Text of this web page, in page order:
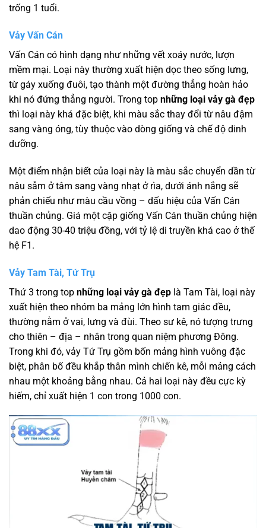
trống 1 tuổi.
Vảy Vấn Cán
Vấn Cán có hình dạng như những vết xoáy nước, lượn
mềm mại. Loại này thường xuất hiện dọc theo sống lưng,
từ gáy xuống đuôi, tạo thành một đường thẳng hoàn hảo
khi nó đứng thẳng người. Trong top những loại vảy gà đẹp
thì loại này khá đặc biệt, khi màu sắc thay đổi từ nâu đậm
sang vàng óng, tùy thuộc vào dòng giống và chế độ dinh
dưỡng.
Một điểm nhận biết của loại này là màu sắc chuyển dần từ
nâu sẫm ở tâm sang vàng nhạt ở rìa, dưới ánh nắng sẽ
phản chiếu như màu cầu vồng – dấu hiệu của Vấn Cán
thuần chủng. Giá một cặp giống Vấn Cán thuần chủng hiện
dao động 30-40 triệu đồng, với tỷ lệ di truyền khá cao ở thế
hệ F1.
Vảy Tam Tài, Tứ Trụ
Thứ 3 trong top những loại vảy gà đẹp là Tam Tài, loại này
xuất hiện theo nhóm ba mảng lớn hình tam giác đều,
thường nằm ở vai, lưng và đùi. Theo sư kê, nó tượng trưng
cho thiên – địa – nhân trong quan niệm phương Đông.
Trong khi đó, vảy Tứ Trụ gồm bốn mảng hình vuông đặc
biệt, phân bố đều khắp thân mình chiến kê, mỗi mảng cách
nhau một khoảng bằng nhau. Cả hai loại này đều cực kỳ
hiếm, chỉ xuất hiện 1 con trong 1000 con.